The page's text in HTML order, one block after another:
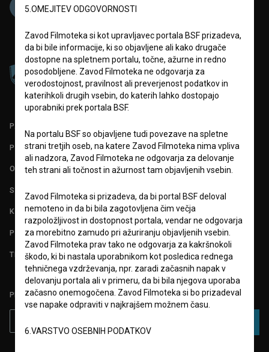
PARTNERJI
POGOJI UPORABE
O PROJEKTU
STATISTIKA
KONTAKT
POGOSTA VPRAŠANJA
TEST FUNKCIONALNOSTI
PRIJAVITE SE NA BSF NOVIČNIK:
5.OMEJITEV ODGOVORNOSTI
Zavod Filmoteka si kot upravljavec portala BSF prizadeva,
da bi bile informacije, ki so objavljene ali kako drugače
dostopne na spletnem portalu, točne, ažurne in redno
posodobljene. Zavod Filmoteka ne odgovarja za
verodostojnost, pravilnost ali preverjenost podatkov in
katerihkoli drugih vsebin, do katerih lahko dostopajo
uporabniki prek portala BSF.
Na portalu BSF so objavljene tudi povezave na spletne
strani tretjih oseb, na katere Zavod Filmoteka nima vpliva
ali nadzora, Zavod Filmoteka ne odgovarja za delovanje
teh strani ali točnost in ažurnost tam objavljenih vsebin.
Zavod Filmoteka si prizadeva, da bi portal BSF deloval
nemoteno in da bi bila zagotovljena čim večja
razpoložljivost in dostopnost portala, vendar ne odgovarja
za morebitno zamudo pri ažuriranju objavljenih vsebin.
Zavod Filmoteka prav tako ne odgovarja za kakršnokoli
škodo, ki bi nastala uporabnikom kot posledica rednega
tehničnega vzdrževanja, npr. zaradi začasnih napak v
delovanju portala ali v primeru, da bi bila njegova uporaba
začasno onemogočena. Zavod Filmoteka si bo prizadeval
vse napake odpraviti v najkrajšem možnem času.
6.VARSTVO OSEBNIH PODATKOV